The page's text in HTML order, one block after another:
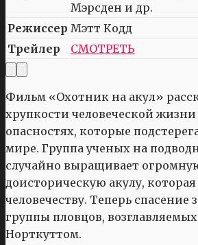
Мэрсден и др.
Режиссер Мэтт Кодд
Трейлер
СМОТРЕТЬ
Фильм «Охотник на акул»
хрупкости человеческой
опасностях, которые
мире. Группа ученых на
случайно выращивает
доисторическую акулу,
человечеству. Теперь спасение
группы пловцов,
Норткуттом.